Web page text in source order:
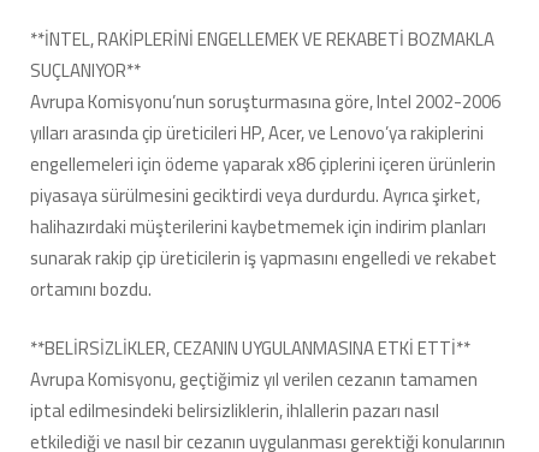
**İNTEL, RAKİPLERİNİ ENGELLEMEK VE REKABETİ BOZMAKLA
SUÇLANIYOR**
Avrupa Komisyonu’nun soruşturmasına göre, Intel 2002-2006
yılları arasında çip üreticileri HP, Acer, ve Lenovo’ya rakiplerini
engellemeleri için ödeme yaparak x86 çiplerini içeren ürünlerin
piyasaya sürülmesini geciktirdi veya durdurdu. Ayrıca şirket,
halihazırdaki müşterilerini kaybetmemek için indirim planları
sunarak rakip çip üreticilerin iş yapmasını engelledi ve rekabet
ortamını bozdu.
**BELİRSİZLİKLER, CEZANIN UYGULANMASINA ETKİ ETTİ**
Avrupa Komisyonu, geçtiğimiz yıl verilen cezanın tamamen
iptal edilmesindeki belirsizliklerin, ihlallerin pazarı nasıl
etkilediği ve nasıl bir cezanın uygulanması gerektiği konularının